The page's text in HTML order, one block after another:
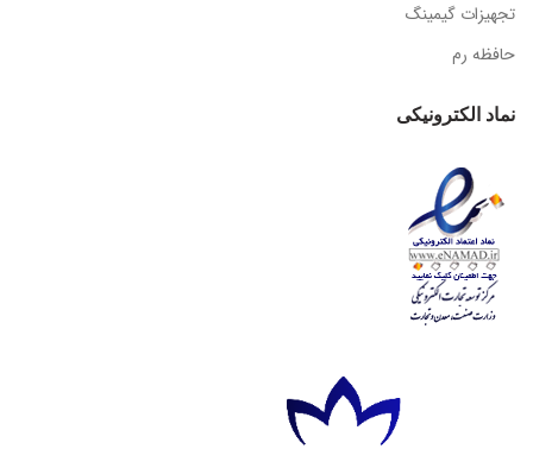
تجهیزات گیمینگ
حافظه رم
نماد الکترونیکی